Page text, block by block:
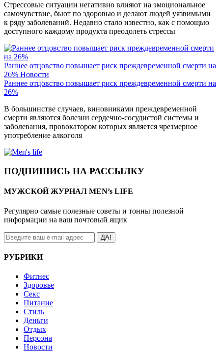
Стрессовые ситуации негативно влияют на эмоциональное
самочувствие, бьют по здоровью и делают людей уязвимыми
к ряду заболеваний. Недавно стало известно, как с помощью
доступного каждому продукта преодолеть стрессы
Раннее отцовство повышает риск преждевременной смерти на
26% Новости
Раннее отцовство повышает риск преждевременной смерти на
26%
В большинстве случаев, виновниками преждевременной
смерти являются болезни сердечно-сосудистой системы и
заболевания, провокатором которых является чрезмерное
употребление алкоголя
ПОДПИШИСЬ НА РАССЫЛКУ
МУЖСКОЙ ЖУРНАЛ MEN’s LIFE
Регулярно самые полезные советы и тонны полезной
информации на ваш почтовый ящик
ДА!
РУБРИКИ
Фитнес
Здоровье
Секс
Питание
Стиль
Деньги
Отдых
Персона
Новости